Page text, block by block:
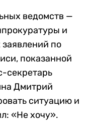
ведомств —
и
по
показанной
секретарь
Дмитрий
ситуацию и
«Не хочу».